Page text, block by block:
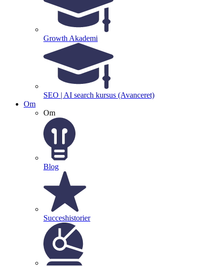
Growth Akademi
SEO | AI search kursus (Avanceret)
Om
Om
Blog
Succeshistorier